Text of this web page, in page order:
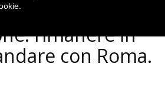
Terni a rischio
rimanere in
con Roma.